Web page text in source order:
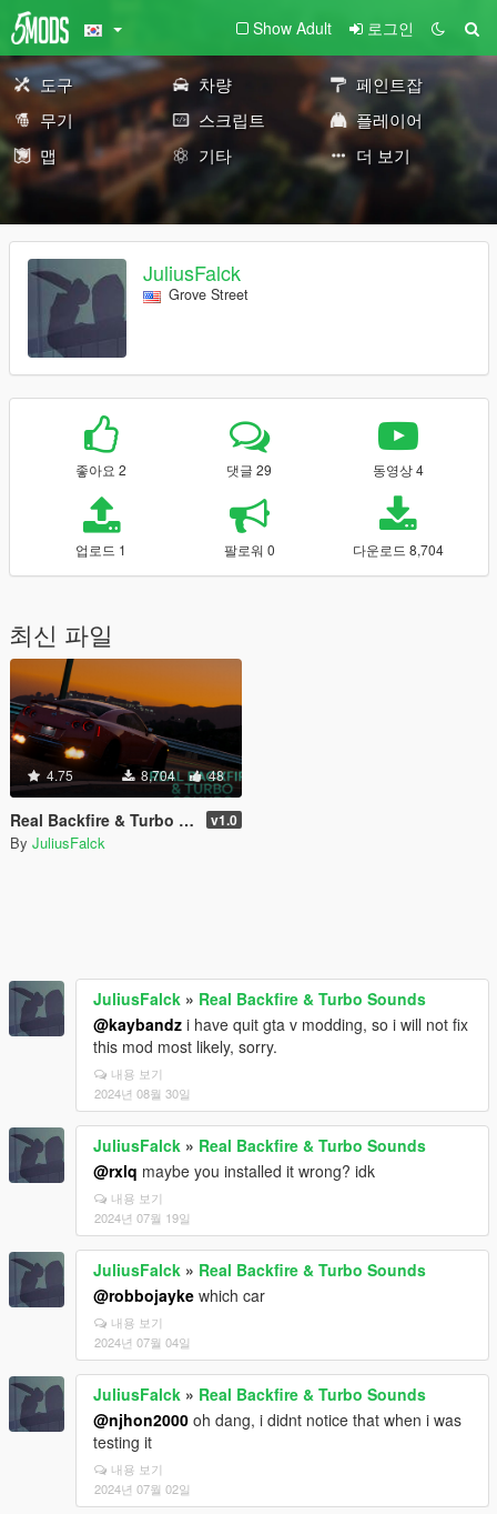
Show Adult 로그인
도구 차량
페인트잡
무기
스크립트
플레이어
맵
기타 더 보기
JuliusFalck
Grove Street
좋아요 2 댓글 29 동영상 4
업로드 1 팔로워 0 다운로드 8,704
최신 파일
4.75 8,704 48
Real Backfire & Turbo Sounds v1.0
By JuliusFalck
JuliusFalck » Real Backfire & Turbo Sounds
@kaybandz i have quit gta v modding, so i will not fix
this mod most likely, sorry.
내용 보기
2024년 08월 30일
JuliusFalck » Real Backfire & Turbo Sounds
@rxlq maybe you installed it wrong? idk
내용 보기
2024년 07월 19일
JuliusFalck » Real Backfire & Turbo Sounds
@robbojayke which car
내용 보기
2024년 07월 04일
JuliusFalck » Real Backfire & Turbo Sounds
@njhon2000 oh dang, i didnt notice that when i was
testing it
내용 보기
2024년 07월 02일